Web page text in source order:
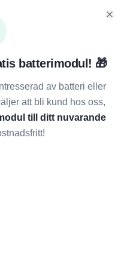
batterimodul! 🎁
av batteri eller
att bli kund hos oss,
till ditt nuvarande